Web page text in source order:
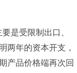
是受限制出口、
两年的资本开支，
产品价格端再次回